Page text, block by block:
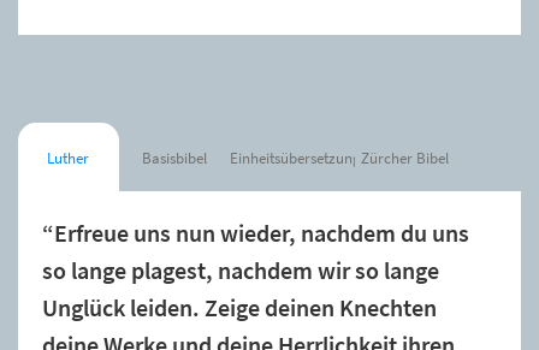
Luther Basisbibel Einheitsübersetzung Zürcher Bibel
“Erfreue uns nun wieder, nachdem du uns
so lange plagest, nachdem wir so lange
Unglück leiden. Zeige deinen Knechten